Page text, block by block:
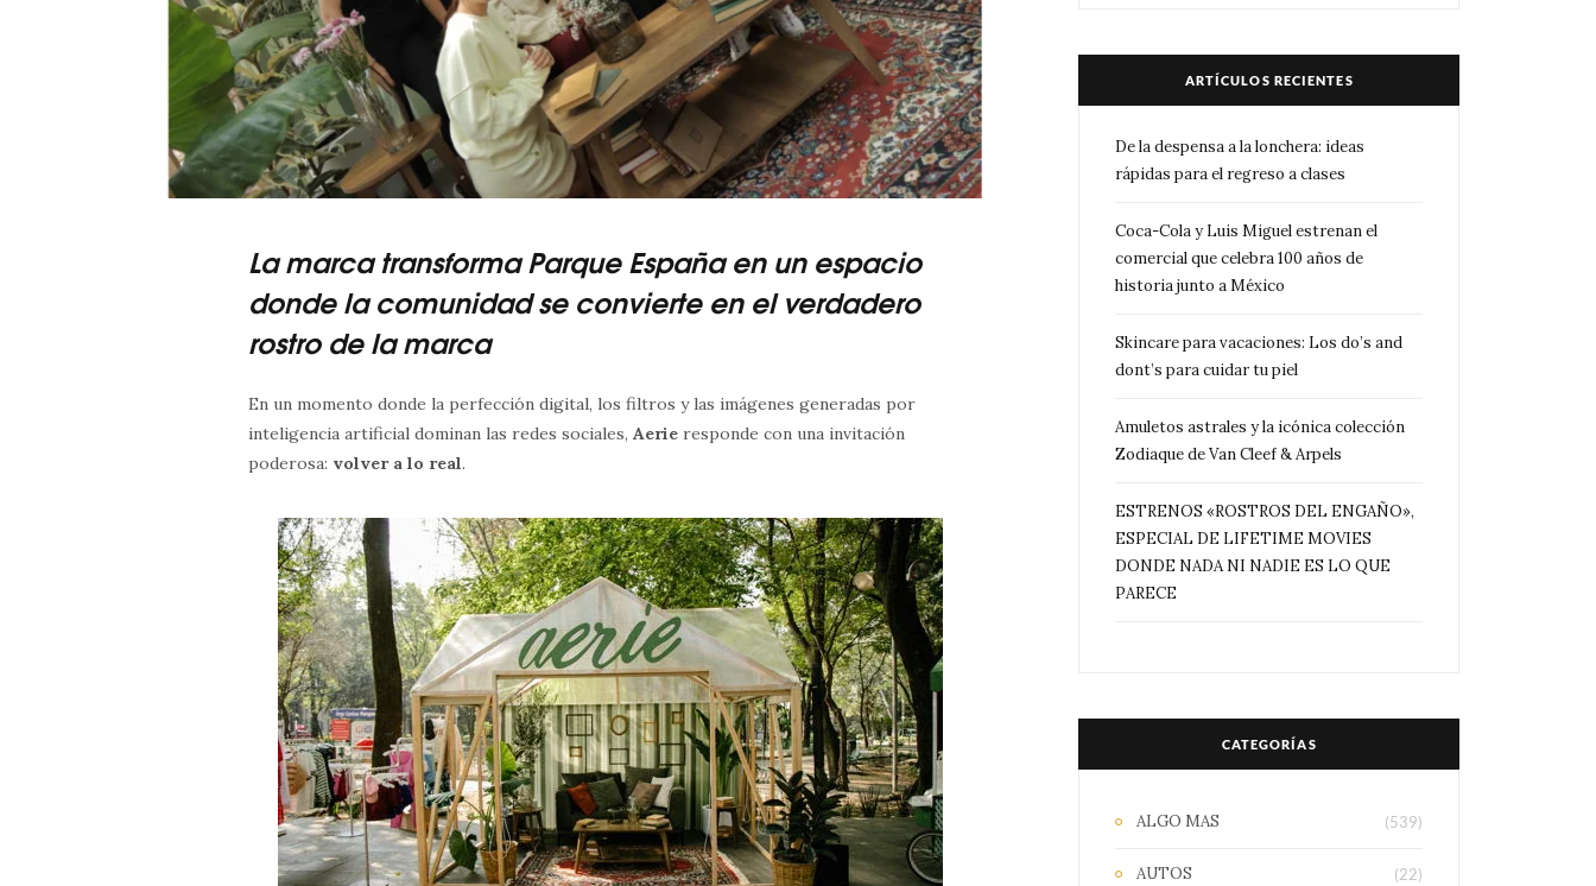
La marca transforma Parque España en un espacio
donde la comunidad se convierte en el verdadero
rostro de la marca
En un momento donde la perfección digital, los filtros y las imágenes generadas por
inteligencia artificial dominan las redes sociales,Aerie responde con una invitación
poderosa: volver a lo real.
ARTÍCULOS RECIENTES
De la despensa a la lonchera: ideas
rápidas para el regreso a clases
Coca-Cola y Luis Miguel estrenan el
comercial que celebra 100 años de
historia junto a México
Skincare para vacaciones: Los do’s and
dont’s para cuidar tu piel
Amuletos astrales y la icónica colección
Zodiaque de Van Cleef & Arpels
ESTRENOS «ROSTROS DEL ENGAÑO»,
ESPECIAL DE LIFETIME MOVIES
DONDE NADA NI NADIE ES LO QUE
PARECE
CATEGORÍAS
ALGO MAS (539)
AUTOS (22)